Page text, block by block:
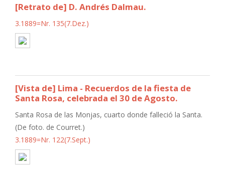
[Retrato de] D. Andrés Dalmau.
3.1889=Nr. 135(7.Dez.)
[Vista de] Lima - Recuerdos de la fiesta de
Santa Rosa, celebrada el 30 de Agosto.
Santa Rosa de las Monjas, cuarto donde falleció la Santa.
(De foto. de Courret.)
3.1889=Nr. 122(7.Sept.)